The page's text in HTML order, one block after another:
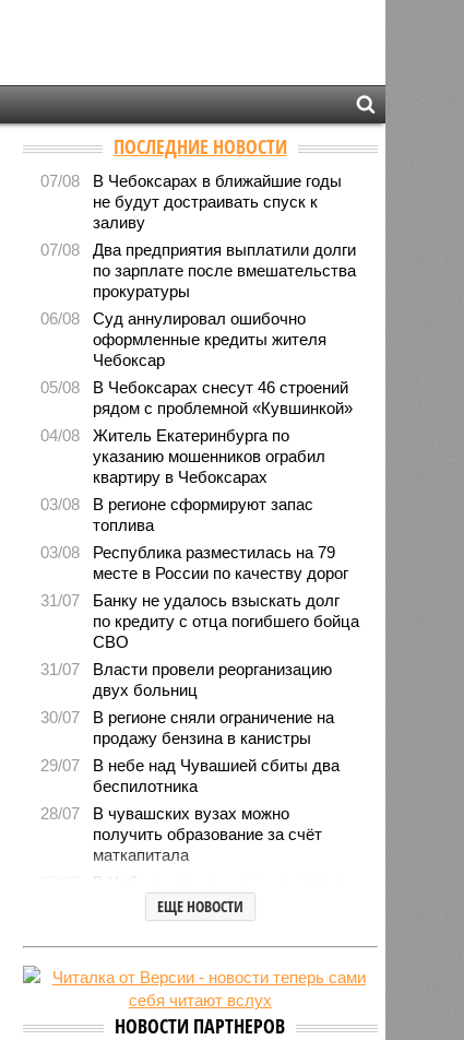
ПОСЛЕДНИЕ НОВОСТИ
07/08
В Чебоксарах в ближайшие годы
не будут достраивать спуск к
заливу
07/08
Два предприятия выплатили долги
по зарплате после вмешательства
прокуратуры
06/08
Суд аннулировал ошибочно
оформленные кредиты жителя
Чебоксар
05/08
В Чебоксарах снесут 46 строений
рядом с проблемной «Кувшинкой»
04/08
Житель Екатеринбурга по
указанию мошенников ограбил
квартиру в Чебоксарах
03/08
В регионе сформируют запас
топлива
03/08
Республика разместилась на 79
месте в России по качеству дорог
31/07
Банку не удалось взыскать долг
по кредиту с отца погибшего бойца
СВО
31/07
Власти провели реорганизацию
двух больниц
30/07
В регионе сняли ограничение на
продажу бензина в канистры
29/07
В небе над Чувашией сбиты два
беспилотника
28/07
В чувашских вузах можно
получить образование за счёт
маткапитала
В Чебоксарах началась проверка
готовности школ и детсадов к
новому учебному году
27/07
Чувашские врачи выходили
младенца массой 745 граммов
Чувашские аграрии начали уборку
урожая
ЕЩЕ НОВОСТИ
НОВОСТИ ПАРТНЕРОВ